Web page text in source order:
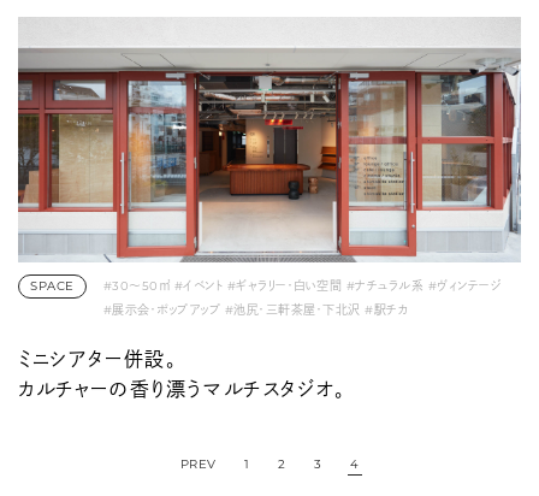
SPACE #30〜50㎡ #イベント #ギャラリー・白い空間 #ナチュラル系 #ヴィンテージ
#展示会・ポップアップ #池尻・三軒茶屋・下北沢 #駅チカ
ミニシアター併設。
カルチャーの香り漂うマルチスタジオ。
1 2 3 4